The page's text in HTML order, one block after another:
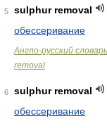
5
sulphur removal
обессеривание
Англо-русский
removal
6
sulphur removal
обессеривание